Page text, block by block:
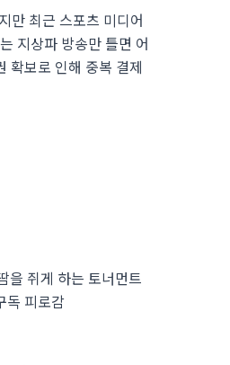
만 최근 스포츠 미디어
지상파 방송만 틀면 어
확보로 인해 중복 결제
을 쥐게 하는 토너먼트
독 피로감